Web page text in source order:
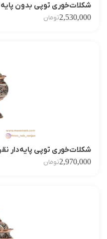
شکلات‌خوری توپی بدون
2,530,000تومان
شکلات‌خوری توپی پایه‌دار
2,970,000تومان